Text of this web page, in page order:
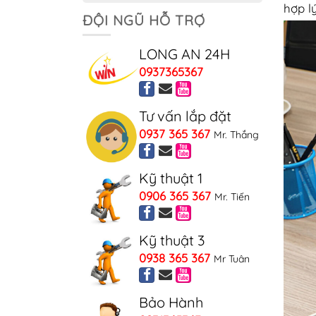
hợp
ĐỘI NGŨ HỖ TRỢ
LONG AN 24H
0937365367
Tư vấn lắp đặt
0937 365 367 Mr. Thắng
Kỹ thuật 1
0906 365 367 Mr. Tiến
Kỹ thuật 3
0938 365 367 Mr Tuân
Bảo Hành